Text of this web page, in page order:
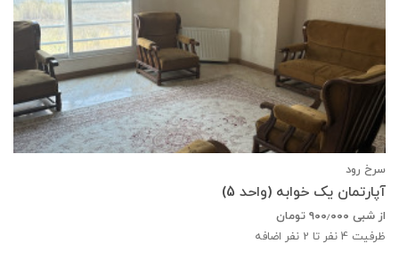
سرخ رود
آپارتمان یک خوابه (واحد 5)
از شبی ۹۰۰٫۰۰۰ تومان
ظرفیت 4 نفر تا 2 نفر اضافه